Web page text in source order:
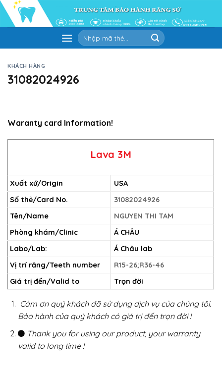
Skip
content
Tìm
kiếm:
KHÁCH HÀNG
31082024926
Waranty card Information!
Lava 3M
Xuất xứ/Origin
USA
Số thẻ/Card No.
31082024926
Tên/Name
NGUYEN THI TAM
Phòng khám/Clinic
Á CHÂU
Labo/Lab:
Á Châu lab
Vị trí răng/Teeth number
R15-26;R36-46
Giá trị đến/Valid to
Trọn đời
Cảm ơn quý khách đã sử dụng dịch vụ của chúng tôi.
Bảo hành của quý khách có giá trị đến trọn đời !
Thank you for using our product, your warranty
valid to long time !